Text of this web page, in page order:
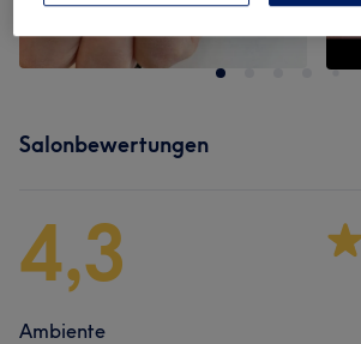
Salonbewertungen
4,3
Ambiente